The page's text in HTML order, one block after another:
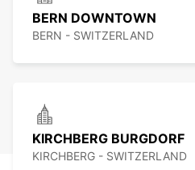
BERN DOWNTOWN
BERN - SWITZERLAND
KIRCHBERG BURGDORF
KIRCHBERG - SWITZERLAND